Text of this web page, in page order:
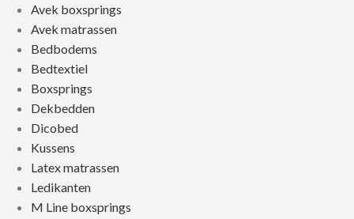
Avek boxsprings
Avek matrassen
Bedbodems
Bedtextiel
Boxsprings
Dekbedden
Dicobed
Kussens
Latex matrassen
Ledikanten
M Line boxsprings